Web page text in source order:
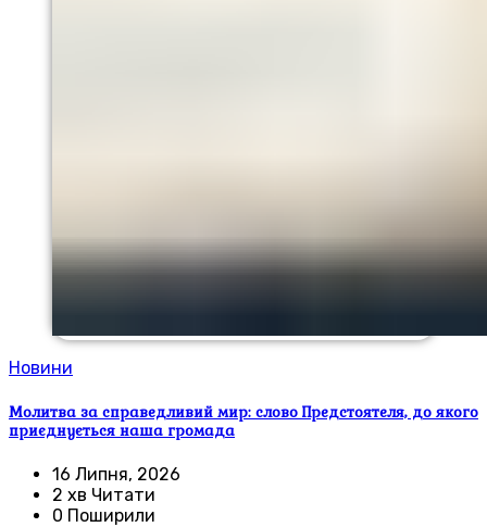
Новини
Молитва за справедливий мир: слово Предстоятеля, до якого
приєднується наша громада
16 Липня, 2026
2 хв Читати
0 Поширили